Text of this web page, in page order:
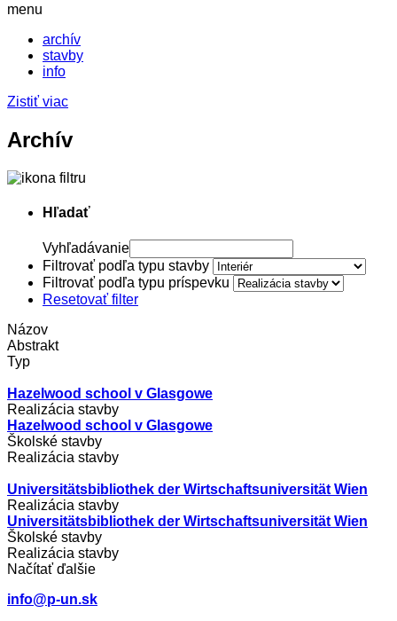
menu
archív
stavby
info
Zistiť viac
Archív
Hľadať
Vyhľadávanie
Filtrovať podľa typu stavby
Filtrovať podľa typu príspevku
Resetovať filter
Názov
Abstrakt
Typ
Hazelwood school v Glasgowe
Realizácia stavby
Hazelwood school v Glasgowe
Školské stavby
Realizácia stavby
Universitätsbibliothek der Wirtschaftsuniversität Wien
Realizácia stavby
Universitätsbibliothek der Wirtschaftsuniversität Wien
Školské stavby
Realizácia stavby
Načítať ďalšie
info@p-un.sk